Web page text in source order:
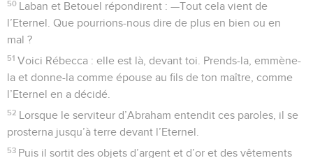
50 Laban et Betouel répondirent : —Tout cela vient de
l’Eternel. Que pourrions-nous dire de plus en bien ou en
mal ?
51 Voici Rébecca : elle est là, devant toi. Prends-la, emmène-
la et donne-la comme épouse au fils de ton maître, comme
l’Eternel en a décidé.
52 Lorsque le serviteur d’Abraham entendit ces paroles, il se
prosterna jusqu’à terre devant l’Eternel.
53 Puis il sortit des objets d’argent et d’or et des vêtements